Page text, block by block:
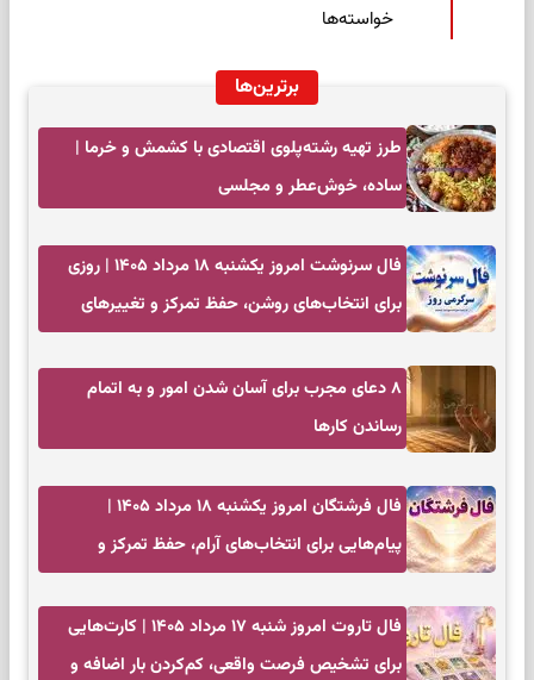
خواسته‌ها
برترین‌ها
طرز تهیه رشته‌پلوی اقتصادی با کشمش و خرما |
ساده، خوش‌عطر و مجلسی
فال سرنوشت امروز یکشنبه ۱۸ مرداد ۱۴۰۵ | روزی
برای انتخاب‌های روشن، حفظ تمرکز و تغییرهای
۸ دعای مجرب برای آسان شدن امور و به اتمام
رساندن کار‌ها
فال فرشتگان امروز یکشنبه ۱۸ مرداد ۱۴۰۵ |
پیام‌هایی برای انتخاب‌های آرام، حفظ تمرکز و
فال تاروت امروز شنبه ۱۷ مرداد ۱۴۰۵ | کارت‌هایی
برای تشخیص فرصت واقعی، کم‌کردن بار اضافه و